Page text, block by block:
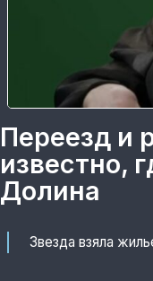
Переезд и
известно,
Долина
Звезда взяла